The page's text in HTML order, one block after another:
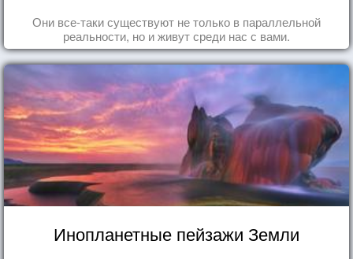
Они все-таки существуют не только в параллельной
реальности, но и живут среди нас с вами.
Инопланетные пейзажи Земли